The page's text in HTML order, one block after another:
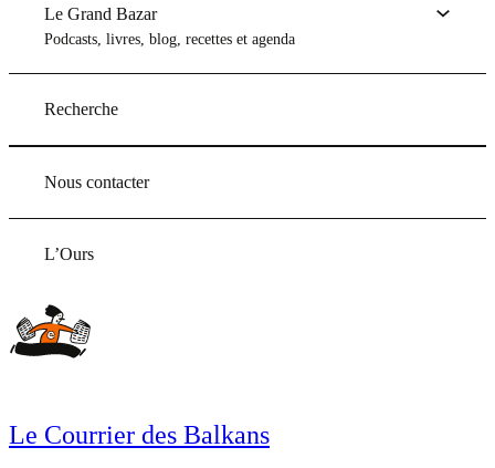
Le Grand Bazar
Podcasts, livres, blog, recettes et agenda
Recherche
Nous contacter
L’Ours
Le Courrier des Balkans